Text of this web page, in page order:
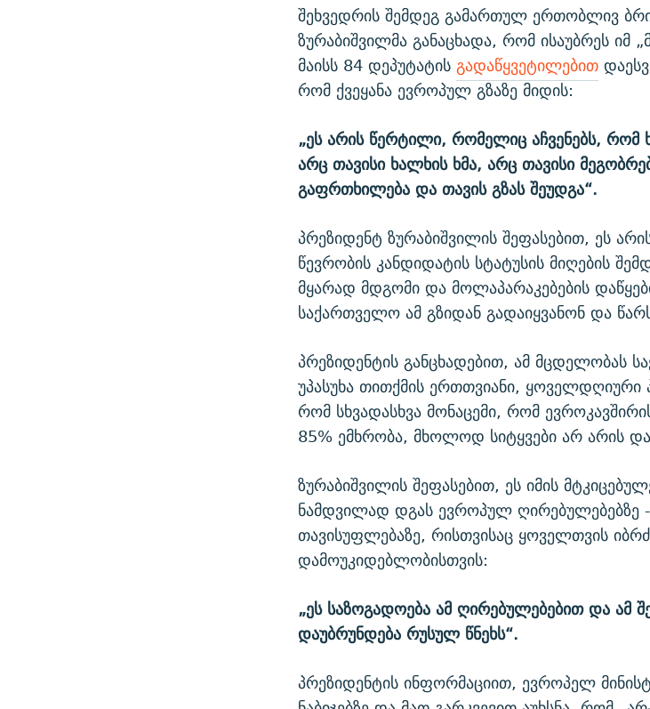
შეხვედრის შემდეგ გამართულ ერთობლივ
ზურაბიშვილმა განაცხადა, რომ ისაუბრეს
მაისს 84 დეპუტატისგადაწყვეტილებით
რომ ქვეყანა ევროპულ გზაზე მიდის:
„ეს არის წერტილი, რომელიც აჩვენებს, რომ
არც თავისი ხალხის ხმა, არც თავისი
გაფრთხილება და თავის გზას შეუდგა“.
პრეზიდენტ ზურაბიშვილის შეფასებით, ეს
წევრობის კანდიდატის სტატუსის მიღების
მყარად მდგომი და მოლაპარაკებების
საქართველო ამ გზიდან გადაიყვანონ და
პრეზიდენტის განცხადებით, ამ მცდელობას
უპასუხა თითქმის ერთთვიანი, ყოველდღიური
რომ სხვადასხვა მონაცემი, რომ
85% ემხრობა, მხოლოდ სიტყვები არ არის
ზურაბიშვილის შეფასებით, ეს იმის
ნამდვილად დგას ევროპულ ღირებულებებზე
თავისუფლებაზე, რისთვისაც ყოველთვის
დამოუკიდებლობისთვის:
„ეს საზოგადოება ამ ღირებულებებით და ამ
დაუბრუნდება რუსულ წნეხს“.
პრეზიდენტის ინფორმაციით, ევროპელ